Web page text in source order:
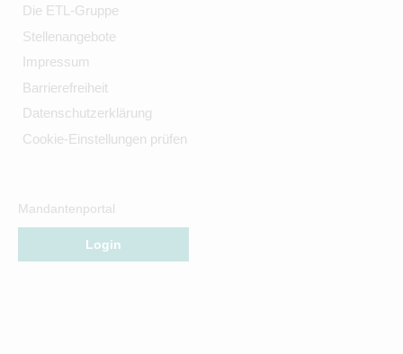
Die ETL-Gruppe
Stellenangebote
Impressum
Barrierefreiheit
Datenschutzerklärung
Cookie-Einstellungen prüfen
Mandantenportal
Login